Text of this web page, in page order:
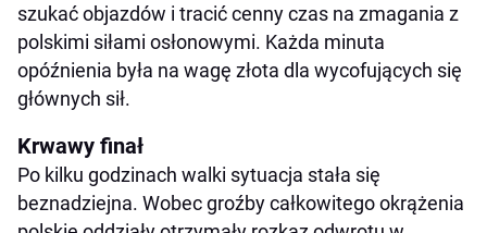
szukać objazdów i tracić cenny czas na zmagania z
polskimi siłami osłonowymi. Każda minuta
opóźnienia była na wagę złota dla wycofujących się
głównych sił.
Krwawy finał
Po kilku godzinach walki sytuacja stała się
beznadziejna. Wobec groźby całkowitego okrążenia